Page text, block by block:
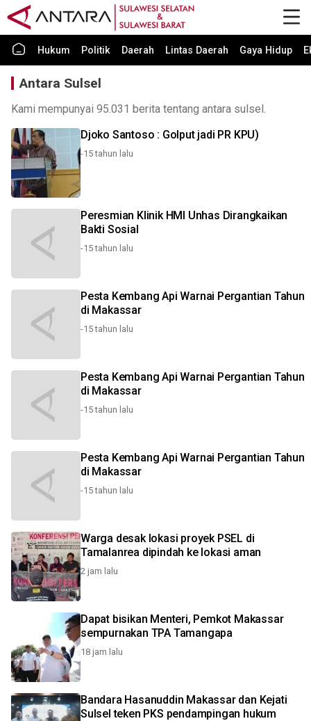
Hukum Politik Daerah Lintas Daerah Gaya Hidup
Antara Sulsel
Kami mempunyai 95.031 berita tentang antara sulsel.
Djoko Santoso : Golput jadi PR KPU)
-15 tahun lalu
Peresmian Klinik HMI Unhas Dirangkaikan
Bakti Sosial
-15 tahun lalu
Pesta Kembang Api Warnai Pergantian Tahun
di Makassar
-15 tahun lalu
Pesta Kembang Api Warnai Pergantian Tahun
di Makassar
-15 tahun lalu
Pesta Kembang Api Warnai Pergantian Tahun
di Makassar
-15 tahun lalu
Warga desak lokasi proyek PSEL di
Tamalanrea dipindah ke lokasi aman
2 jam lalu
Dapat bisikan Menteri, Pemkot Makassar
sempurnakan TPA Tamangapa
18 jam lalu
Bandara Hasanuddin Makassar dan Kejati
Sulsel teken PKS pendampingan hukum